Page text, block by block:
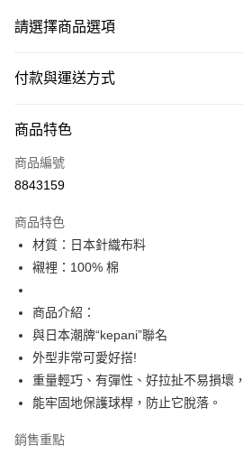
請選擇商品選項
付款與運送方式
信用卡一次付款
超商取貨付款
Apple Pay
街口支付
全盈+PAY
ATM付款
運送方式
每筆NT$60
商品特色
商品編號
8843159
商品特色
材質：日本針織布料
襯裡：100% 棉
商品介紹：
與日本潮牌“kepani”聯名
外型非常可愛好搭!
重量輕巧、有彈性、好拉扯不易損壞，
能牢固地保護球桿，防止它脫落。
銷售重點